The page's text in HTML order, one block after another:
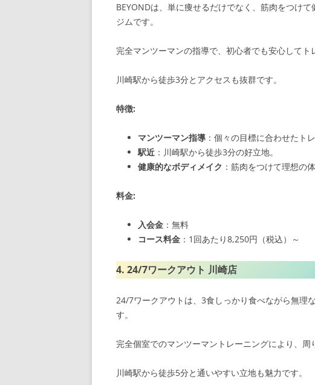
BEYONDは、単に痩せるだけでなく、筋肉をつけ
ジムです。
完全マンツーマンの指導で、初心者でも安心してト
川崎駅から徒歩3分とアクセスも抜群です。
特徴:
マンツーマン指導 ：個々の目標に合わせたト
駅近 ：川崎駅から徒歩3分の好立地。
健康的なボディメイク ：筋肉をつけて理想の体
料金:
入会金 ：無料
コース料金 ：1回あたり8,250円（税込）～
4. 24/7ワークアウト 川崎店
24/7ワークアウトは、3食しっかり食べながら無理
す。
完全個室でのマンツーマントレーニングにより、周
川崎駅から徒歩5分と通いやすい立地も魅力です。